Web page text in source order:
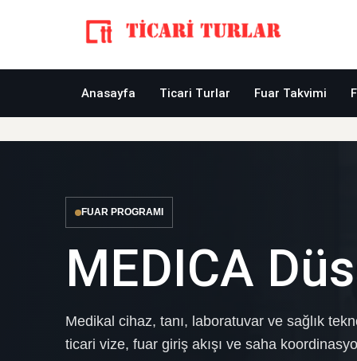
Anasayfa Ticari Turlar Fuar Takvimi
FUAR PROGRAMI
MEDICA
Medikal cihaz, tanı, laboratuvar ve sağlık
ticari vize, fuar giriş akışı ve saha